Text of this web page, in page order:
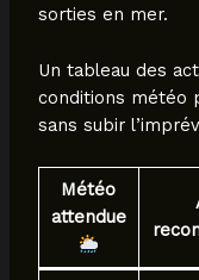
sorties en mer.
Un tableau des
conditions météo
sans subir
Météo
attendue